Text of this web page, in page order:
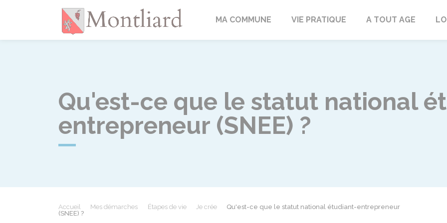
MontliardMA COMMUNE VIE PRATIQUE A TOUT AGE
Qu'est-ce que le statut national
entrepreneur (SNEE) ?
Accueil Mes démarches Étapes de vie Je crée
Qu'est-ce que le statut national étudiant-entrepreneur
(SNEE) ?